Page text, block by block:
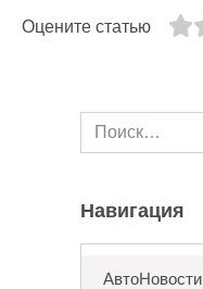
Оцените статью
Search
for:
Навигация
АвтоНовости